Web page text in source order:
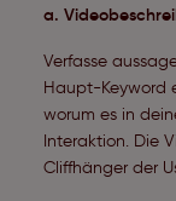
a.
Verfasse
Haupt-Keyword
worum es in
Interaktion. Die
Cliffhänger der